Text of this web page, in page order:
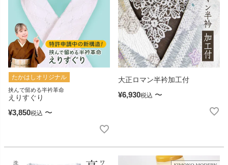
たかはしオリジナル
挟んで留める半衿革命
えりすぐり
¥3,850税込 〜
大正ロマン半衿加工付
¥6,930税込 〜